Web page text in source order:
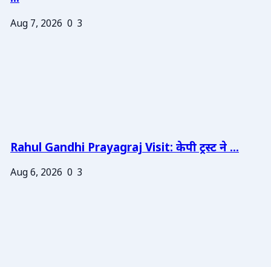
Aug 7, 2026 0 3
Rahul Gandhi Prayagraj Visit: केपी ट्रस्ट ने ...
Aug 6, 2026 0 3